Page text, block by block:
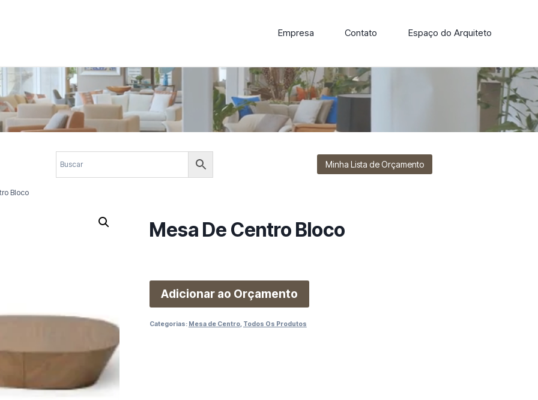
Empresa Contato Espaço do Arquiteto
com elegância, funcionalidade e personalidade. Explore nossa linha de cadeiras, poltronas, sofás e mesas de
design.
Minha Lista de Orçamento
Bloco
Mesa De Centro Bloco
Adicionar ao Orçamento
Categorias: Mesa de Centro, Todos Os Produtos